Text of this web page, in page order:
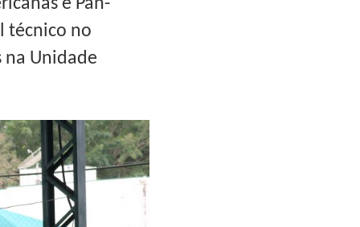
e Pan-
técnico no
na Unidade